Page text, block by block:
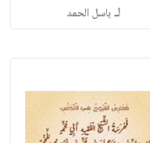
لـ باسل الحمد